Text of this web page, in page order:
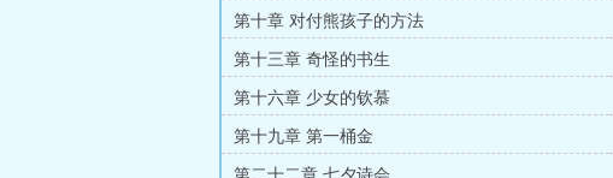
第十章 对付熊孩子的方法
第十三章 奇怪的书生
第十六章 少女的钦慕
第十九章 第一桶金